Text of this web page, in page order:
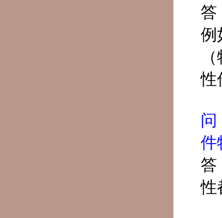
答
例
性
问
件
答
性